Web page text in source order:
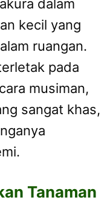
dalam
kecil yang
ruangan.
pada
musiman,
sangat khas,
Tanaman